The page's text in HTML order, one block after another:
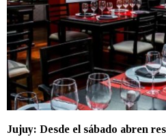
Jujuy: Desde el sábado abren